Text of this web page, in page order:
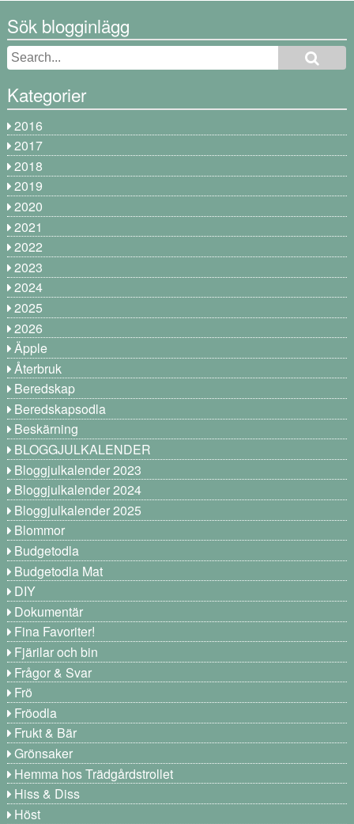
Sök blogginlägg
Kategorier
2016
2017
2018
2019
2020
2021
2022
2023
2024
2025
2026
Äpple
Återbruk
Beredskap
Beredskapsodla
Beskärning
BLOGGJULKALENDER
Bloggjulkalender 2023
Bloggjulkalender 2024
Bloggjulkalender 2025
Blommor
Budgetodla
Budgetodla Mat
DIY
Dokumentär
Fina Favoriter!
Fjärilar och bin
Frågor & Svar
Frö
Fröodla
Frukt & Bär
Grönsaker
Hemma hos Trädgårdstrollet
Hiss & Diss
Höst